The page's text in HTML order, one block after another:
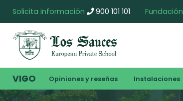
Solicita información 900 101 101 Fundación
VIGO Opiniones y reseñas Instalaciones